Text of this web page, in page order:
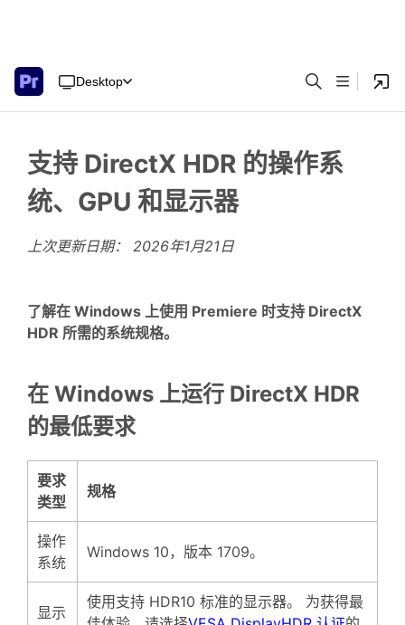
Desktop
支持 DirectX HDR 的操作系
统、GPU 和显示器
上次更新日期： 2026年1月21日
了解在 Windows 上使用 Premiere 时支持 DirectX
HDR 所需的系统规格。
在 Windows 上运行 DirectX HDR
的最低要求
要求
类型
规格
操作
系统
Windows 10，版本 1709。
显示
使用支持 HDR10 标准的显示器。 为获得最